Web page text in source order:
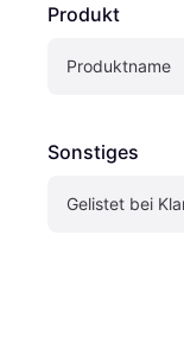
Produkt
Produktname
Sonstiges
Gelistet bei